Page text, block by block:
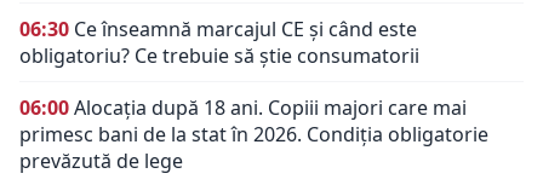
06:30 Ce înseamnă marcajul CE și când este
obligatoriu? Ce trebuie să știe consumatorii
06:00Alocația după 18 ani. Copiii majori care mai
primesc bani de la stat în 2026. Condiția obligatorie
prevăzută de lege